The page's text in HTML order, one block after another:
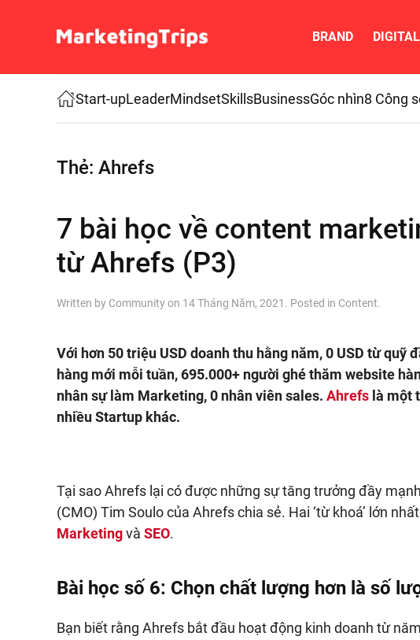
Skip to main content
BRAND DIGITAL
Start-upLeaderMindsetSkillsBusinessGóc nhìn8 Công
Thẻ: Ahrefs
7 bài học về content
từ Ahrefs (P3)
Written by Communityon 14 Tháng Năm, 2021 . Posted in Content.
Với hơn 50 triệu USD doanh thu hằng năm, 0 USD từ quỹ
hàng mới mỗi tuần, 695.000+ người ghé thăm website
nhân sự làm Marketing, 0 nhân viên sales. Ahrefs là một
nhiều Startup khác.
Tại sao Ahrefs lại có được những sự tăng trưởng đầy
(CMO) Tim Soulo của Ahrefs chia sẻ. Hai ‘từ khoá’ lớn
Marketingvà SEO.
Bài học số 6: Chọn chất lượng hơn là số
Bạn biết rằng Ahrefs bắt đầu hoạt động kinh doanh từ